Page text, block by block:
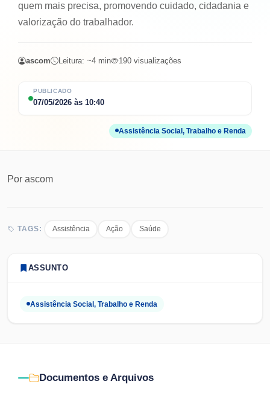
PUBLICADO
07/05/2026 às 10:40
Assistência Social, Trabalho e Renda
quem mais precisa, promovendo cuidado, cidadania e
valorização do trabalhador.
ascom Leitura: ~4 min 190 visualizações
Por ascom
TAGS: Assistência Ação Saúde
ASSUNTO
Assistência Social, Trabalho e Renda
Documentos e Arquivos